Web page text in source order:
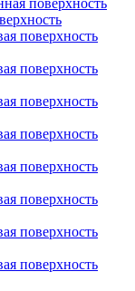
поверхность
поверхность
поверхность
поверхность
поверхность
поверхность
поверхность
поверхность
поверхность